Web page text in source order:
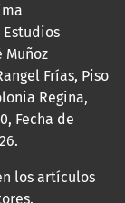
Muñoz
Frías, Piso
Regina,
Fecha de
los artículos